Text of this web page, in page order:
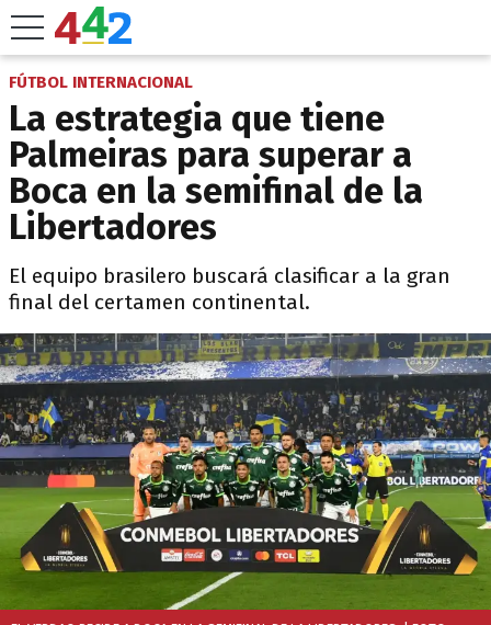
FÚTBOL INTERNACIONAL
La estrategia que tiene
Palmeiras para superar a
Boca en la semifinal de la
Libertadores
El equipo brasilero buscará clasificar a la gran
final del certamen continental.